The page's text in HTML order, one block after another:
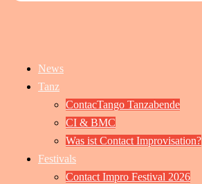
News
Tanz
ContacTango Tanzabende
CI & BMC
Was ist Contact Improvisation?
Festivals
Contact Impro Festival 2026